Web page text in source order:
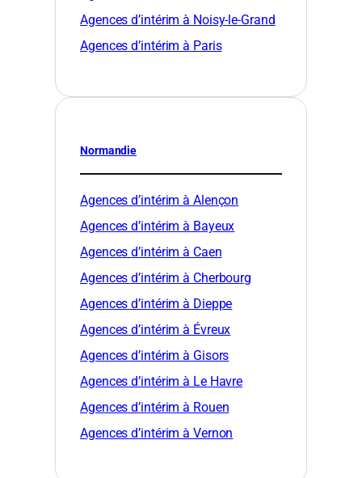
Agences d’intérim à Noisy-le-Grand
Agences d’intérim à Paris
Normandie
Agences d’intérim à Alençon
Agences d’intérim à Bayeux
Agences d’intérim à Caen
Agences d’intérim à Cherbourg
Agences d’intérim à Dieppe
Agences d’intérim à Évreux
Agences d’intérim à Gisors
Agences d’intérim à Le Havre
Agences d’intérim à Rouen
Agences d’intérim à Vernon